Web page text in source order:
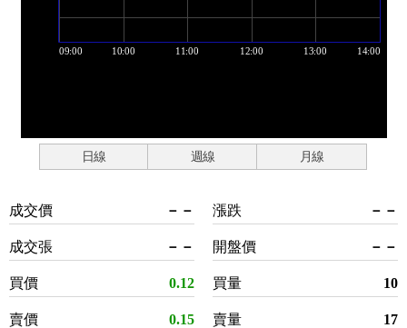
日線 週線 月線
成交價 －－
成交張 －－
買價 0.12
賣價 0.15
漲跌 －－
開盤價 －－
買量 10
賣量 17